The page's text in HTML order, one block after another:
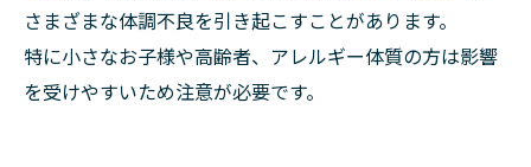
さまざまな体調不良を引き起こすことがあります。
特に小さなお子様や高齢者、アレルギー体質の方は影響
を受けやすいため注意が必要です。